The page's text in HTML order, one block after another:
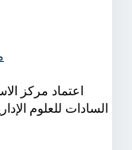
اعتماد مركز
السادات للعلوم